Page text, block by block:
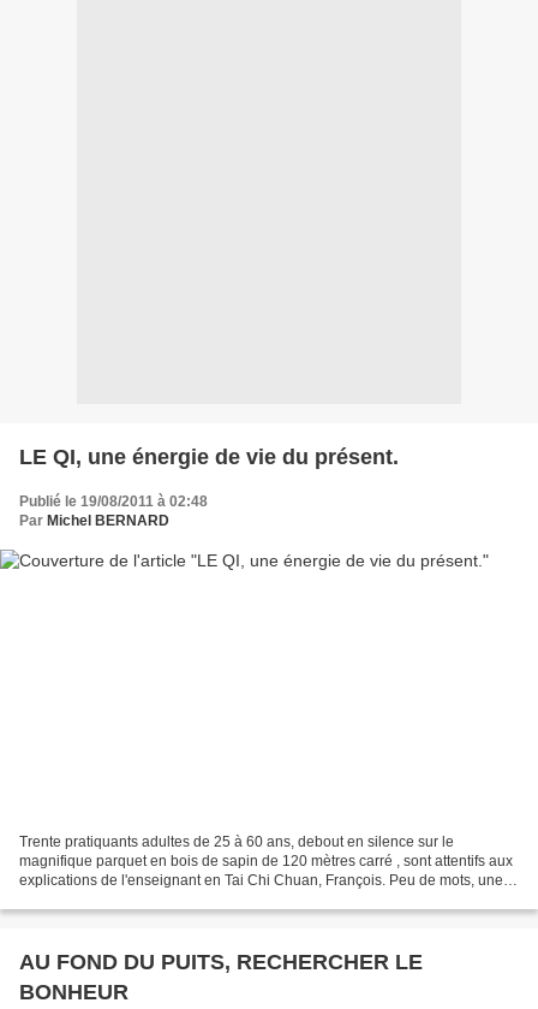
LE QI, une énergie de vie du présent.
Publié le 19/08/2011 à 02:48
Par Michel BERNARD
Trente pratiquants adultes de 25 à 60 ans, debout en silence sur le
magnifique parquet en bois de sapin de 120 mètres carré , sont attentifs aux
explications de l'enseignant en Tai Chi Chuan, François. Peu de mots, une
AU FOND DU PUITS, RECHERCHER LE
BONHEUR